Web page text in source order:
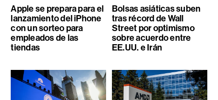
Apple se prepara para el
lanzamiento del iPhone
con un sorteo para
empleados de las
tiendas
Bolsas asiáticas suben
tras récord de Wall
Street por optimismo
sobre acuerdo entre
EE.UU. e Irán